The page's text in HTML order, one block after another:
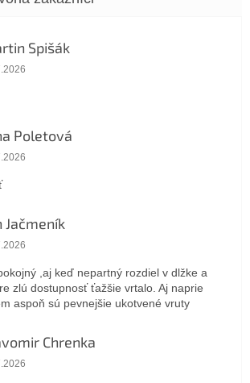
Spišák
obchodu je 5 z 5 hviezdičiek.
Poletová
obchodu je 5 z 5 hviezdičiek.
Jačmeník
obchodu je 5 z 5 hviezdičiek.
,aj keď nepartný rozdiel v dlžke a
zlú dostupnosť ťažšie vrtalo. Aj naprie
aspoň sú pevnejšie ukotvené vruty
Chrenka
obchodu je 5 z 5 hviezdičiek.